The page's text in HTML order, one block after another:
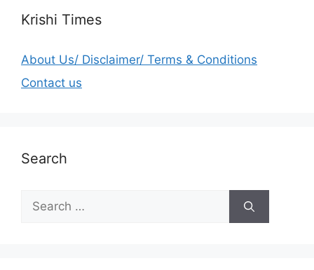
Krishi Times
About Us/ Disclaimer/ Terms & Conditions
Contact us
Search